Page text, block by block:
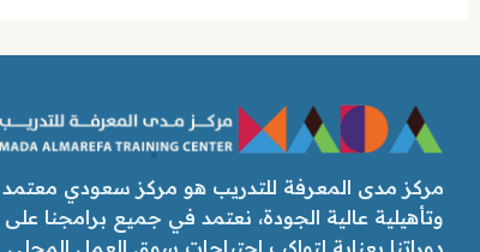
مركز مدى المعرفة للتدريب هو مركز سعودي
وتأهيلية عالية الجودة، نعتمد في جميع برامجنا